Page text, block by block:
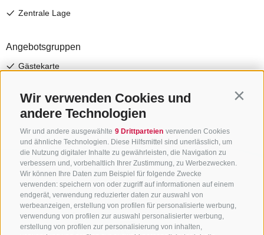
Wir verwenden Cookies und
andere Technologien
Wir und andere ausgewählte 9 Drittparteien verwenden Cookies
und ähnliche Technologien. Diese Hilfsmittel sind unerlässlich, um
die Nutzung digitaler Inhalte zu gewährleisten, die Navigation zu
verbessern und, vorbehaltlich Ihrer Zustimmung, zu Werbezwecken.
Wir können Ihre Daten zum Beispiel für folgende Zwecke
verwenden: speichern von oder zugriff auf informationen auf einem
endgerät, verwendung reduzierter daten zur auswahl von
werbeanzeigen, erstellung von profilen für personalisierte werbung,
verwendung von profilen zur auswahl personalisierter werbung,
erstellung von profilen zur personalisierung von inhalten,